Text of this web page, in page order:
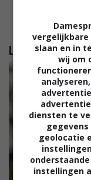
Lees verder...
slaan en in
wij om
diensten te
gegevens
geolocatie
instellingen